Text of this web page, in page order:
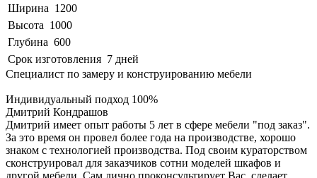
Ширина 1200
Высота 1000
Глубина 600
Срок изготовления 7 дней
Специалист по замеру и конструированию мебели
Индивидуальный подход 100%
Дмитрий Кондрашов
Дмитрий имеет опыт работы 5 лет в сфере мебели "под заказ".
За это время он провел более года на производстве, хорошо
знаком с технологией производства. Под своим кураторством
сконструировал для заказчиков сотни моделей шкафов и
другой мебели. Сам лично проконсультирует Вас, сделает